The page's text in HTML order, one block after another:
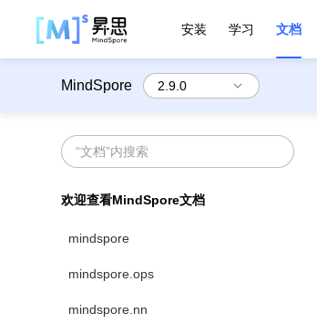
安装 学习 文档
MindSpore
欢迎查看MindSpore文档
mindspore
mindspore.ops
mindspore.nn